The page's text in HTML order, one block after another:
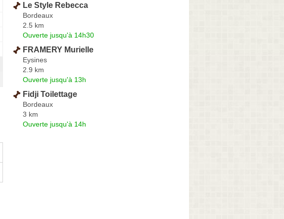
Le Style Rebecca
Bordeaux
2.5 km
Ouverte jusqu'à 14h30
FRAMERY Murielle
Eysines
2.9 km
Ouverte jusqu'à 13h
Fidji Toilettage
Bordeaux
3 km
Ouverte jusqu'à 14h